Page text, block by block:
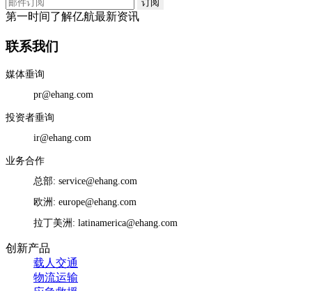
第一时间了解亿航最新资讯
联系我们
媒体垂询
pr@ehang.com
投资者垂询
ir@ehang.com
业务合作
总部: service@ehang.com
欧洲: europe@ehang.com
拉丁美洲: latinamerica@ehang.com
创新产品
载人交通
物流运输